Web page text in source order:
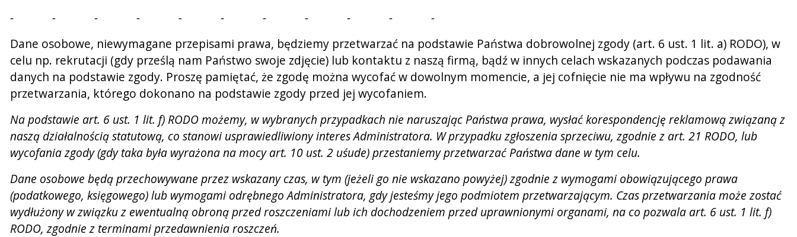
- - - - - - - - - - -
Dane osobowe, niewymagane przepisami prawa, będziemy przetwarzać na podstawie Państwa dobrowolnej zgody (art. 6 ust. 1 lit. a) RODO), w
celu np. rekrutacji (gdy prześlą nam Państwo swoje zdjęcie) lub kontaktu z naszą firmą, bądź w innych celach wskazanych podczas podawania
danych na podstawie zgody. Proszę pamiętać, że zgodę można wycofać w dowolnym momencie, a jej cofnięcie nie ma wpływu na zgodność
przetwarzania, którego dokonano na podstawie zgody przed jej wycofaniem.
Na podstawie art. 6 ust. 1 lit. f) RODO możemy, w wybranych przypadkach nie naruszając Państwa prawa, wysłać korespondencję reklamową związaną z
naszą działalnością statutową, co stanowi usprawiedliwiony interes Administratora. W przypadku zgłoszenia sprzeciwu, zgodnie z art. 21 RODO, lub
wycofania zgody (gdy taka była wyrażona na mocy art. 10 ust. 2 uśude) przestaniemy przetwarzać Państwa dane w tym celu.
Dane osobowe będą przechowywane przez wskazany czas, w tym (jeżeli go nie wskazano powyżej) zgodnie z wymogami obowiązującego prawa
(podatkowego, księgowego) lub wymogami odrębnego Administratora, gdy jesteśmy jego podmiotem przetwarzającym. Czas przetwarzania może zostać
wydłużony w związku z ewentualną obroną przed roszczeniami lub ich dochodzeniem przed uprawnionymi organami, na co pozwala art. 6 ust. 1 lit. f)
RODO, zgodnie z terminami przedawnienia roszczeń.